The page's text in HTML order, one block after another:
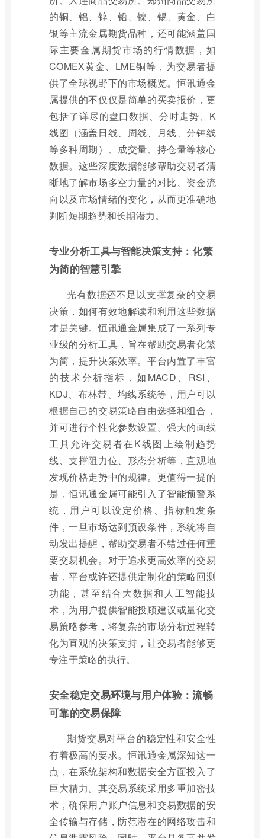
的铜、铝、锌、铅、镍、锡、黄金、白
银等主流金属期货品种，还可能涵盖国
际主要金属期货市场的行情数据，如
COMEX黄金、LME铜等，为交易者提
供了全球视野下的市场概览。恒讯通金
属提供的不仅仅是简单的买卖报价，更
包括了详尽的盘口数据、分时走势、K
线图（涵盖日线、周线、月线、分钟线
等多种周期）、成交量、持仓量等核心
数据。这些深度数据能够帮助交易者清
晰地了解市场多空力量的对比、资金流
向以及市场情绪的变化，从而更准确地
判断短期趋势和长期潜力。
专业分析工具与智能决策支持：化繁
为简的智慧引擎
光有数据还不足以支撑复杂的交易
决策，如何有效地解读和利用这些数据
才是关键。恒讯通金属集成了一系列专
业级的分析工具，旨在帮助交易者化繁
为简，提升决策效率。平台内置了丰富
的技术分析指标，如MACD、RSI、
KDJ、布林带、均线系统等，用户可以
根据自己的交易策略自由选择和组合，
并可进行个性化参数设置。强大的画线
工具允许交易者在K线图上绘制趋势
线、支撑阻力位、形态分析等，直观地
发现价格走势中的规律。更值得一提的
是，恒讯通金属可能引入了智能预警系
统，用户可以设定价格、指标触发条
件，一旦市场达到预设条件，系统将自
动发出提醒，帮助交易者不错过任何重
要交易机会。对于追求更高效率的交易
者，平台或许还提供定制化的策略回测
功能，甚至结合大数据和人工智能技
术，为用户提供智能投顾建议或量化交
易策略参考，将复杂的市场分析过程转
化为直观的决策支持，让交易者能够更
专注于策略的执行。
安全稳定交易环境与用户体验：流畅
可靠的交易保障
期货交易对平台的稳定性和安全性
有着极高的要求。恒讯通金属深知这一
点，在系统架构和数据安全方面投入了
巨大精力。其交易系统采用多重加密技
术，确保用户账户信息和交易数据的安
全传输与存储，防范潜在的网络攻击和